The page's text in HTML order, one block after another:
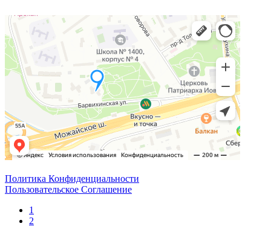
Политика Конфиденциальности
Пользовательское Соглашение
1
2